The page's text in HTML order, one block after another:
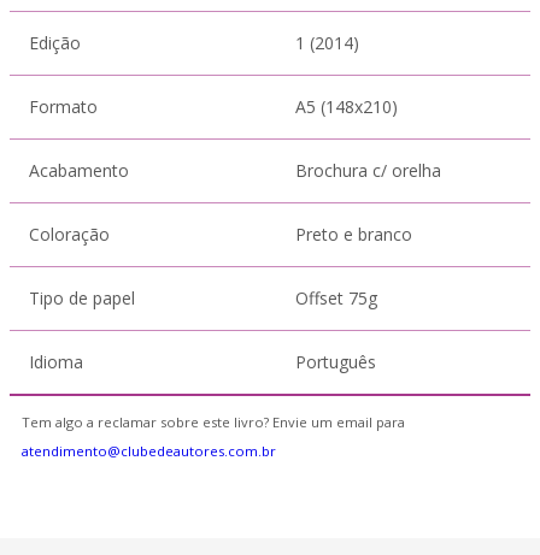
Edição 1 (2014)
Formato A5 (148x210)
Acabamento Brochura c/ orelha
Coloração Preto e branco
Tipo de papel Offset 75g
Idioma Português
Tem algo a reclamar sobre este livro? Envie um email para
atendimento@clubedeautores.com.br